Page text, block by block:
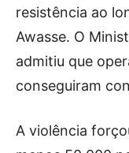
resistência ao
Awasse. O
admitiu que
conseguiram
A violência